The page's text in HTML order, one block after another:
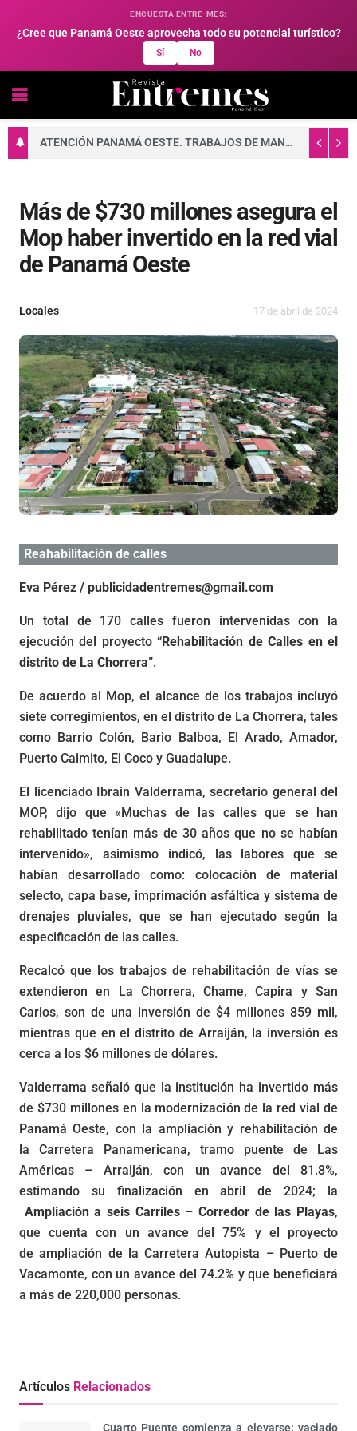
ENCUESTA ENTRE-MES:
¿Cree que Panamá Oeste aprovecha todo su potencial turístico?
Sí No
ATENCIÓN PANAMÁ OESTE. TRABAJOS DE MANTENIMIENTO EN LA RED ELÉCTRICA DEL 10 AL 16 DE AGOSTO DE 2026
Más de $730 millones asegura el
Mop haber invertido en la red vial
de Panamá Oeste
Locales 17 de abril de 2024
Reahabilitación de calles
Eva Pérez / publicidadentremes@gmail.com
Un total de 170 calles fueron intervenidas con la
ejecución del proyecto“Rehabilitación de Calles en el
distrito de La Chorrera”.
De acuerdo al Mop, el alcance de los trabajos incluyó
siete corregimientos, en el distrito de La Chorrera, tales
como Barrio Colón, Bario Balboa, El Arado, Amador,
Puerto Caimito, El Coco y Guadalupe.
El licenciado Ibrain Valderrama, secretario general del
MOP, dijo que «Muchas de las calles que se han
rehabilitado tenían más de 30 años que no se habían
intervenido», asimismo indicó, las labores que se
habían desarrollado como: colocación de material
selecto, capa base, imprimación asfáltica y sistema de
drenajes pluviales, que se han ejecutado según la
especificación de las calles.
Recalcó que los trabajos de rehabilitación de vías se
extendieron en La Chorrera, Chame, Capira y San
Carlos, son de una inversión de $4 millones 859 mil,
mientras que en el distrito de Arraiján, la inversión es
cerca a los $6 millones de dólares.
Valderrama señaló que la institución ha invertido más
de $730 millones en la modernización de la red vial de
Panamá Oeste, con la ampliación y rehabilitación de
la Carretera Panamericana, tramo puente de Las
Américas – Arraiján, con un avance del 81.8%,
estimando su finalización en abril de 2024; la
Ampliación a seis Carriles – Corredor de las Playas,
que cuenta con un avance del 75% y el proyecto
de ampliación de la Carretera Autopista – Puerto de
Vacamonte, con un avance del 74.2% y que beneficiará
a más de 220,000 personas.
Artículos Relacionados
Cuarto Puente comienza a elevarse: vaciado